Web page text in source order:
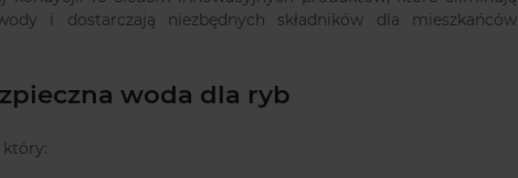
i dostarczają niezbędnych składników dla mieszkańców
woda dla ryb